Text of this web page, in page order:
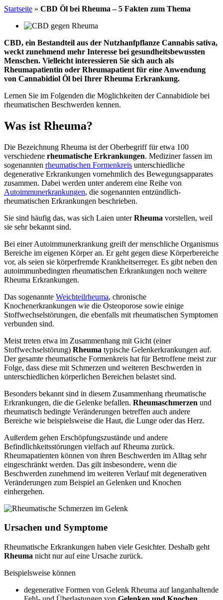
Startseite » CBD Öl bei Rheuma – 5 Fakten zum Thema
CBD, ein Bestandteil aus der Nutzhanfpflanze Cannabis sativa,
weckt zunehmend mehr Interesse bei gesundheitsbewussten
Menschen. Vielleicht interessieren Sie sich auch als
Rheumapatientin oder Rheumapatient für eine Anwendung
von Cannabidiol Öl bei Ihrer Rheuma Erkrankung.
Lernen Sie im Folgenden die Möglichkeiten der Cannabidiole bei
rheumatischen Beschwerden kennen.
Was ist Rheuma?
Die Bezeichnung Rheuma ist der Oberbegriff für etwa 100
verschiedene rheumatische Erkrankungen. Mediziner fassen im
sogenannten rheumatischen Formenkreis unterschiedliche
degenerative Erkrankungen vornehmlich des Bewegungsapparates
zusammen. Dabei werden unter anderem eine Reihe von
Autoimmunerkrankungen, die sogenannten entzündlich-
rheumatischen Erkrankungen beschrieben.
Sie sind häufig das, was sich Laien unterRheuma vorstellen, weil
sie sehr bekannt sind.
Bei einer Autoimmunerkrankung greift der menschliche Organismus
Bereiche im eigenen Körper an. Er geht gegen diese Körperbereiche
vor, als seien sie körperfremde Krankheitserreger. Es gibt neben den
autoimmunbedingten rheumatischen Erkrankungen noch weitere
Rheuma Erkrankungen.
Das sogenannte Weichteilrheuma, chronische
Knochenerkrankungen wie die Osteoporose sowie einige
Stoffwechselstörungen, die ebenfalls mit rheumatischen Symptomen
verbunden sind.
Meist treten etwa im Zusammenhang mit Gicht (einer
Stoffwechselstörung) Rheuma typische Gelenkerkrankungen auf.
Der gesamte rheumatische Formenkreis hat für Betroffene meist zur
Folge, dass diese mit Schmerzen und weiteren Beschwerden in
unterschiedlichen körperlichen Bereichen belastet sind.
Besonders bekannt sind in diesem Zusammenhang rheumatische
Erkrankungen, die die Gelenke befallen. Rheumaschmerzen und
rheumatisch bedingte Veränderungen betreffen auch andere
Bereiche wie beispielsweise die Haut, die Lunge oder das Herz.
Außerdem gehen Erschöpfungszustände und andere
Befindlichkeitsstörungen vielfach auf Rheuma zurück.
Rheumapatienten können von ihren Beschwerden im Alltag sehr
eingeschränkt werden. Das gilt insbesondere, wenn die
Beschwerden zunehmend im weiteren Verlauf mit degenerativen
Veränderungen zum Beispiel an Gelenken und Knochen
einhergehen.
Ursachen und Symptome
Rheumatische Erkrankungen haben viele Gesichter. Deshalb geht
Rheuma nicht nur auf eine Ursache zurück.
Beispielsweise können
degenerative Formen von Gelenk Rheuma auf langanhaltende